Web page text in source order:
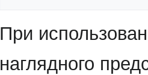
При
наглядного